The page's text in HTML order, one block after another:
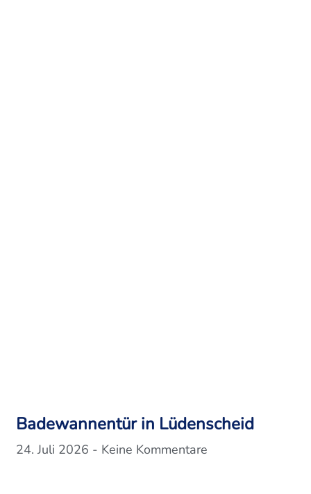
Badewannentür in Lüdenscheid
24. Juli 2026 Keine Kommentare